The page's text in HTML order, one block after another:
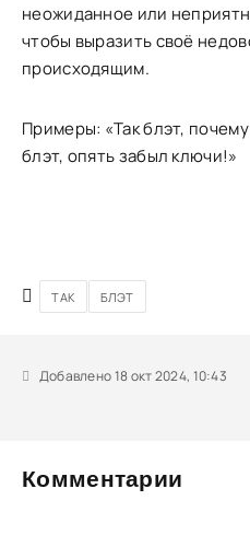
неожиданное или
чтобы выразить своё
происходящим.
Примеры: «Так блэт,
блэт, опять забыл ключи!»
ТАК БЛЭТ
Добавлено 18 окт 2024, 10:43
Комментарии